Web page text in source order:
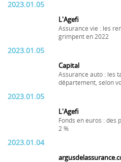
2023.01.05
L'Agefi
Assurance vie : les
grimpent en 2022
2023.01.05
Capital
Assurance auto : les
département, selon
2023.01.05
L'Agefi
Fonds en euros :
2 %
2023.01.04